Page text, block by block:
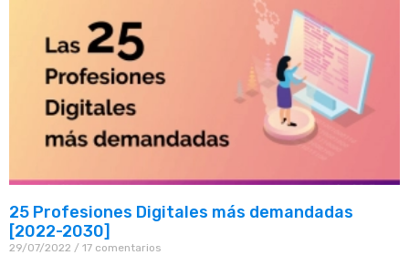
25 Profesiones Digitales más demandadas
[2022-2030]
29/07/2022 17 comentarios